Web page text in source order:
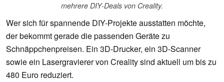
mehrere DIY-Deals von Creality.
Wer sich für spannende DIY-Projekte ausstatten möchte,
der bekommt gerade die passenden Geräte zu
Schnäppchenpreisen. Ein 3D-Drucker, ein 3D-Scanner
sowie ein Lasergravierer von Creality sind aktuell um bis zu
480 Euro reduziert.